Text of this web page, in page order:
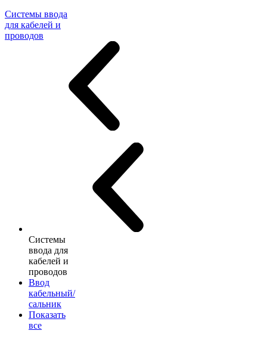
Системы ввода
для кабелей и
проводов
Системы
ввода для
кабелей и
проводов
Ввод
кабельный/
сальник
Показать
все